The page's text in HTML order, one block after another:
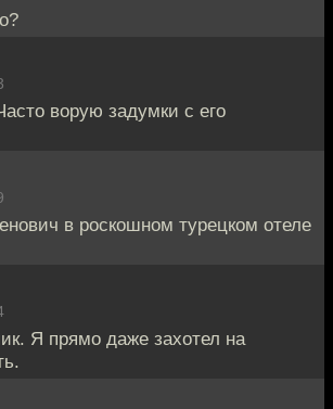
ворую задумки с его
в роскошном турецком отеле
Я прямо даже захотел на